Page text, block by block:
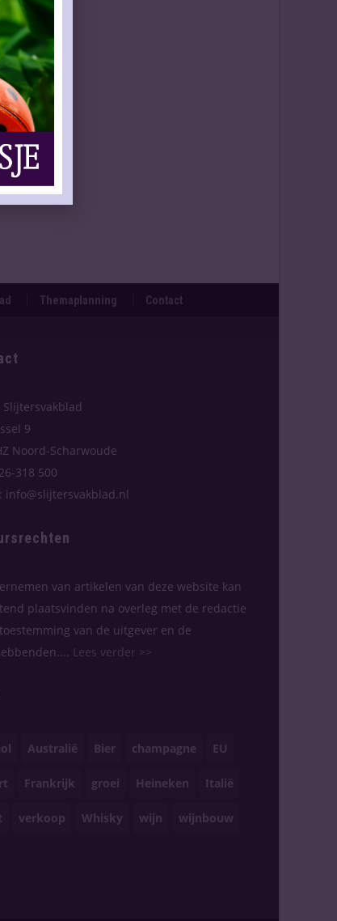
Themaplanning Contact
Slijtersvakblad
9
Noord-Scharwoude
318 500
info@slijtersvakblad.nl
van artikelen van deze website kan
plaatsvinden na overleg met de redactie
van de uitgever en de
Lees verder >>
Australië Bier champagne EU
Frankrijk groei Heineken Italië
verkoop Whisky wijn wijnbouw